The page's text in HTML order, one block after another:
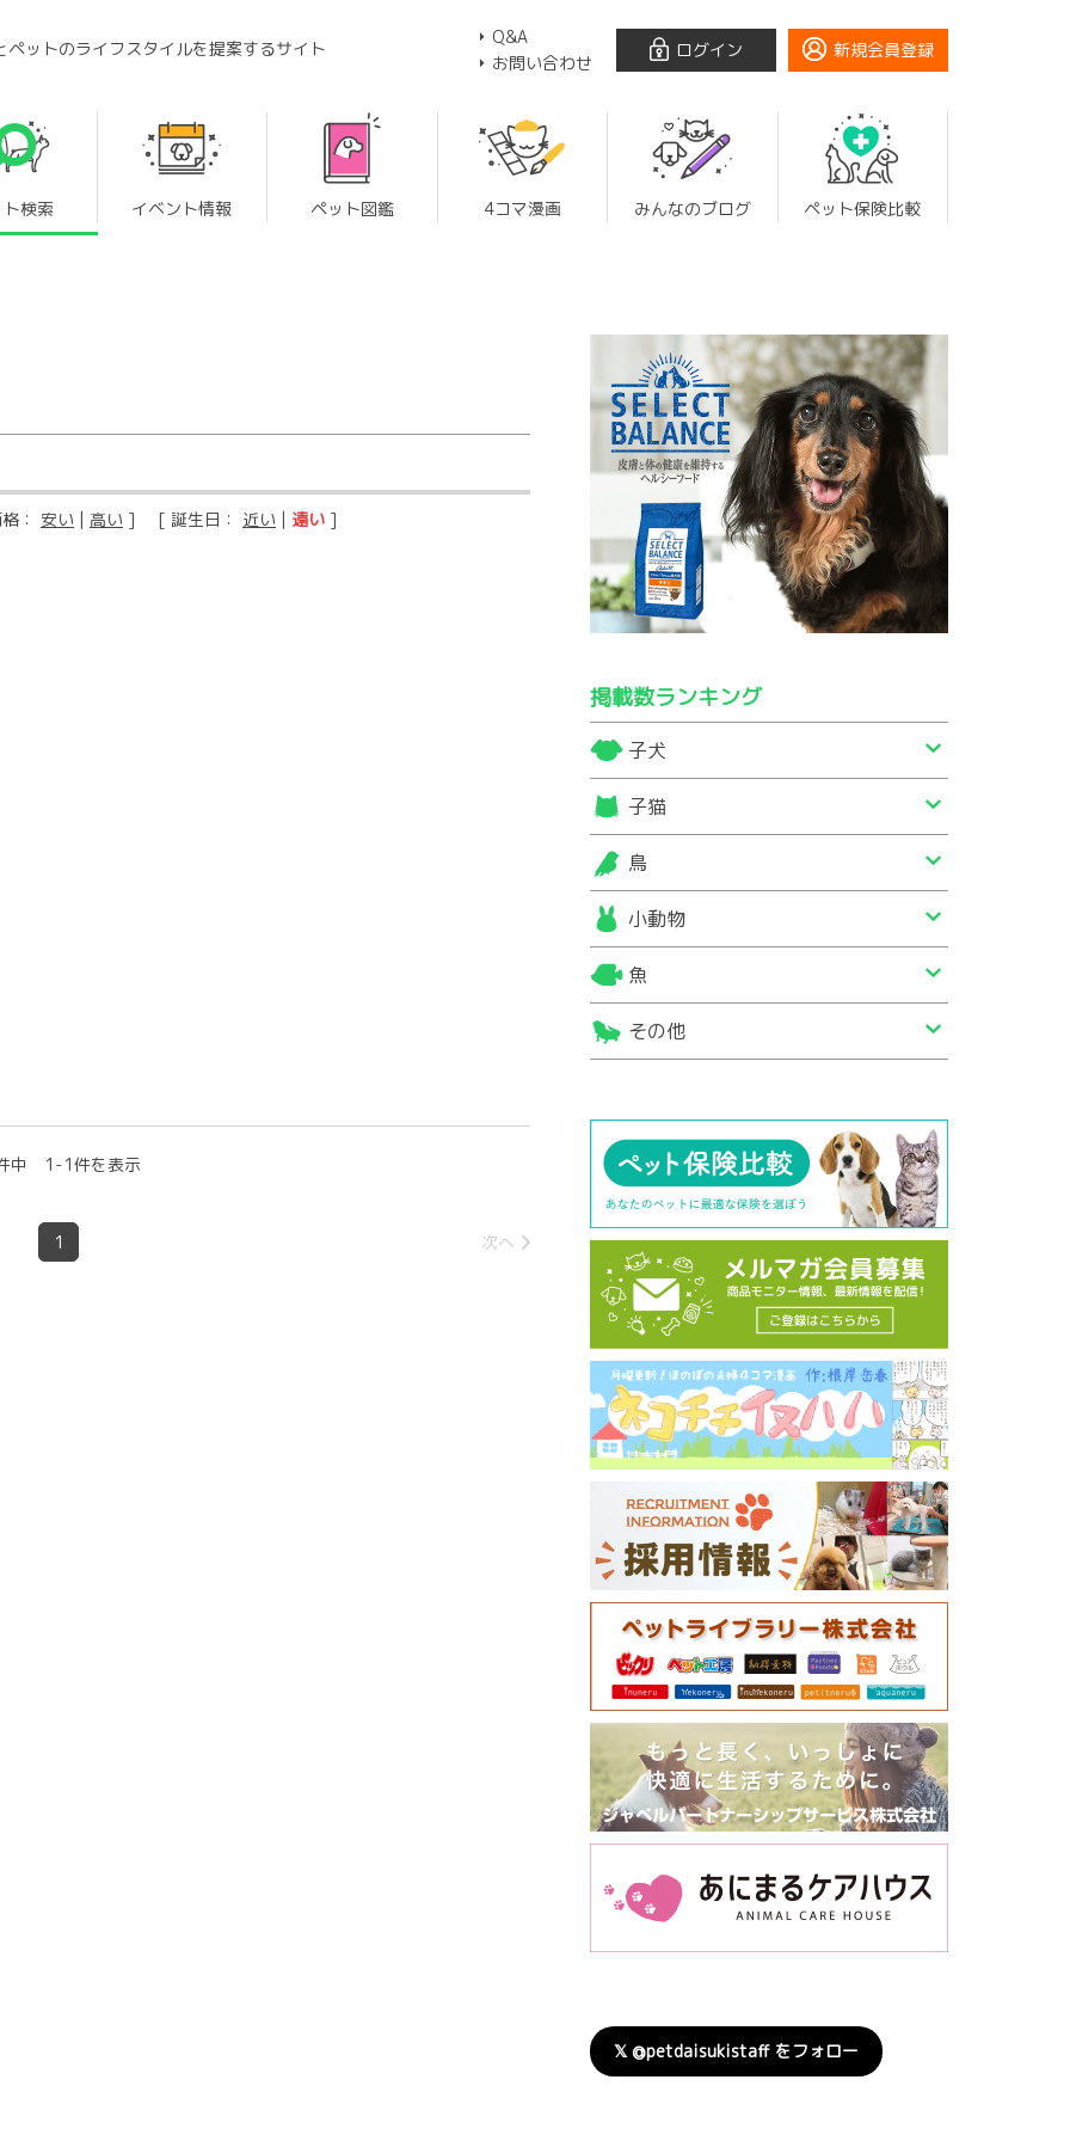
ペットのライフスタイルを提案するサイト
Q&A
お問い合わせ
ログイン 新規会員登録
検索 イベント情報 ペット図鑑 4コマ漫画 みんなのブログ ペット保険比較
： 安い | 高い ] [ 誕生日： 近い | 遠い ]
中 1-1件を表示
1 次へ
掲載数ランキング
子犬
子猫
鳥
小動物
魚
その他
𝕏 @petdaisukistaff をフォロー